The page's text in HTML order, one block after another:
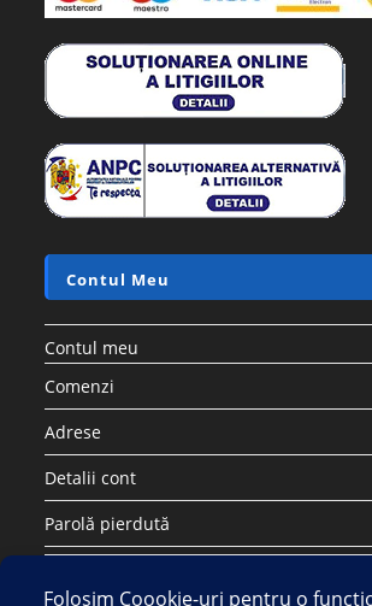
Contul Meu
Contul meu
Comenzi
Adrese
Detalii cont
Parolă pierdută